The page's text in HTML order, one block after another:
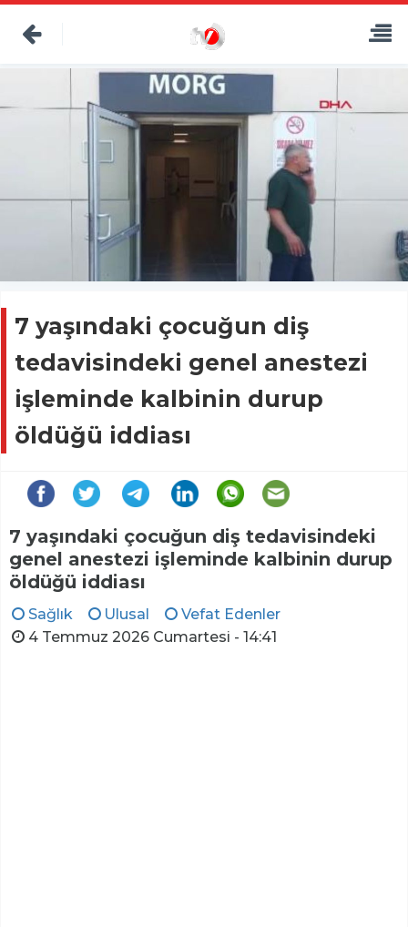
7 yaşındaki çocuğun diş
tedavisindeki genel anestezi
işleminde kalbinin durup
öldüğü iddiası
7 yaşındaki çocuğun diş tedavisindeki
genel anestezi işleminde kalbinin durup
öldüğü iddiası
Sağlık Ulusal
Vefat Edenler
4 Temmuz 2026 Cumartesi - 14:41